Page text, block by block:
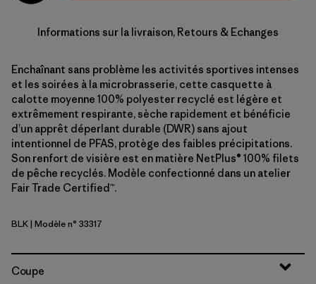
Informations sur la livraison, Retours & Echanges
Enchaînant sans problème les activités sportives intenses
et les soirées à la microbrasserie, cette casquette à
calotte moyenne 100% polyester recyclé est légère et
extrêmement respirante, sèche rapidement et bénéficie
d’un apprêt déperlant durable (DWR) sans ajout
intentionnel de PFAS, protège des faibles précipitations.
Son renfort de visière est en matière NetPlus® 100% filets
de pêche recyclés. Modèle confectionné dans un atelier
Fair Trade Certified™.
Black
BLK| Modèle n° 33317
Coupe